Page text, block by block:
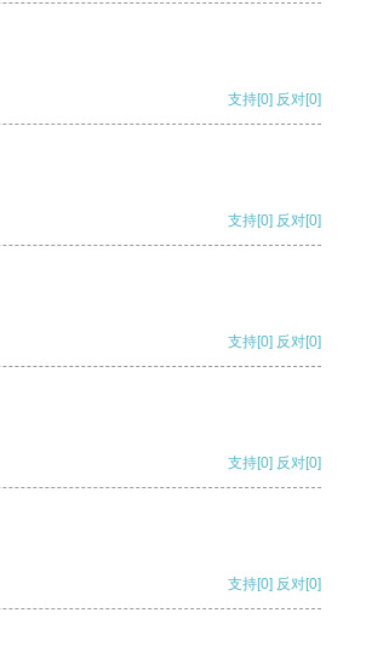
支持[0] 反对[0]
支持[0] 反对[0]
支持[0] 反对[0]
支持[0] 反对[0]
支持[0] 反对[0]